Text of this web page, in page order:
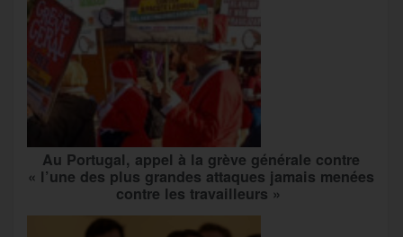
Au Portugal, appel à la grève générale contre
« l’une des plus grandes attaques jamais menées
contre les travailleurs »